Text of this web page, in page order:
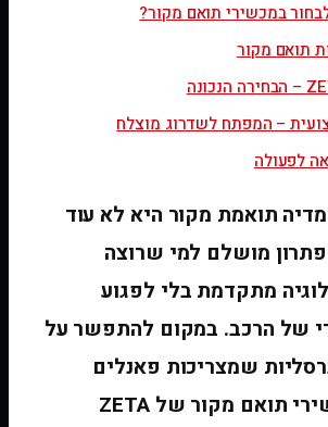
במכשירי תואם מקור?
תואם מקור
– המפתח לשדרוג מוצלח
לפעולה
תואמת מקור היא לא עוד
מושלם למי שרוצה
מתקדמת בלי לפגוע
של הרכב. במקום להתפשר על
שמצריכות פאנלים
ותוספות, מכשירי תואם מקור של ZETA